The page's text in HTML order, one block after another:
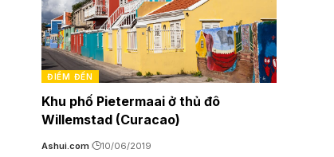
ĐIỂM ĐẾN
Khu phố Pietermaai ở thủ đô
Willemstad (Curacao)
Ashui.com 10/06/2019